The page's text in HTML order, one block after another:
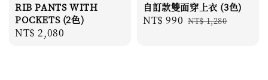
RIB PANTS WITH
POCKETS (2色)
Regular
NT$ 2,080
自訂款雙面穿上衣 (3色)
Sale
NT$ 990 Regular
NT$ 1,280